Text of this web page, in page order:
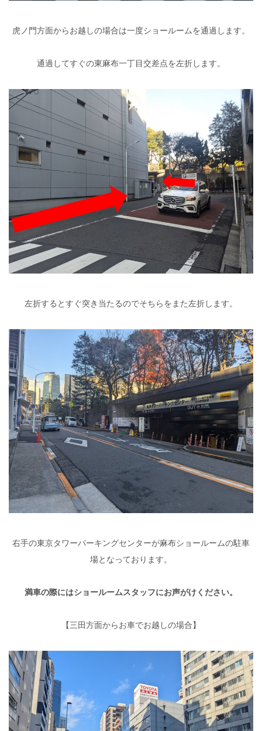
虎ノ門方面からお越しの場合は一度ショールームを通過します。
通過してすぐの東麻布一丁目交差点を左折します。
左折するとすぐ突き当たるのでそちらをまた左折します。
右手の東京タワーパーキングセンターが麻布ショールームの駐車
場となっております。
満車の際にはショールームスタッフにお声がけください。
【三田方面からお車でお越しの場合】